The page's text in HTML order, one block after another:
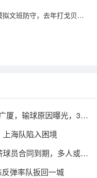
文班防守，去年打戈贝尔
厦，输球原因曝光，3人
海队陷入困境
员合同到期，多人或遭
弹率队扳回一城